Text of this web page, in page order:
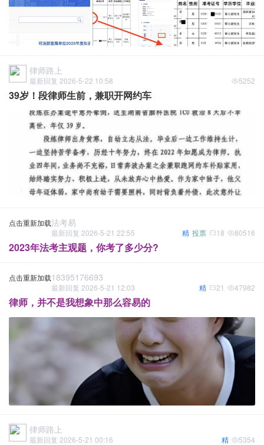
律师路上
最新回复 2026-5-22 10:58 5252
39岁！段律师生前，兼职开网约车
点击重新加载法考易
最新回复 2026-5-21 22:55 80516
18
投票
精
2023年法考主观题，你考了多少分?
点击重新加载18395176693
最新回复 2026-5-21 12:03 47982
21
精
律师，并不是我想象中那么容易的
律师路上
最新回复 2026-5-21 00:16 5354
精